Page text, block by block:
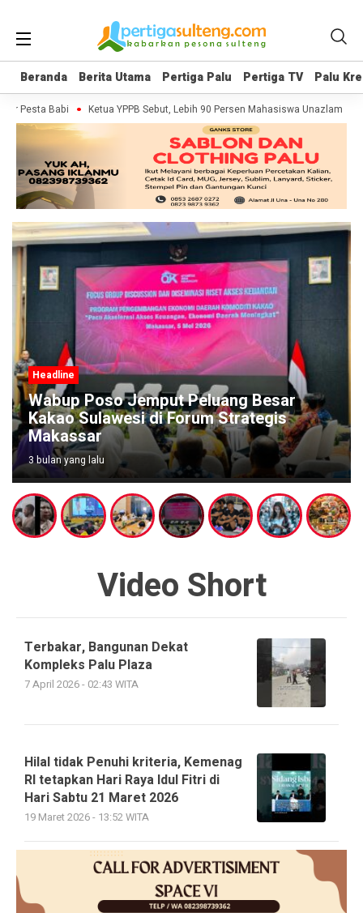
Beranda Berita Utama Pertiga Palu Pertiga TV Palu
Beranda Berita Utama Pertiga Palu Pertiga TV Palu
Pesta Babi Ketua YPPB Sebut, Lebih 90 Persen Mahasiswa Unazlam
Headline
Wabup Poso Jemput Peluang Besar
Kakao Sulawesi di Forum Strategis
Makassar
3 bulan yang lalu
Video Short
Terbakar, Bangunan Dekat
Kompleks Palu Plaza
7 April 2026 - 02:43 WITA
Hilal tidak Penuhi kriteria, Kemenag
RI tetapkan Hari Raya Idul Fitri di
Hari Sabtu 21 Maret 2026
19 Maret 2026 - 13:52 WITA